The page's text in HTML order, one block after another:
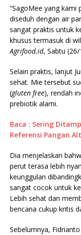
“SagoMee yang kami
diseduh dengan air
sangat praktis untuk
khusus termasuk di
Agrifood.id, Sabtu
Selain praktis, lanjut
sehat. Mie tersebut
(gluten free), rendah
prebiotik alami.
Baca : Sering
Referensi Pangan
Dia menjelaskan
perut terasa lebih
keunggulan
sangat cocok untuk
Lebih sehat dan
bencana cukup kritis
Sebelumnya,